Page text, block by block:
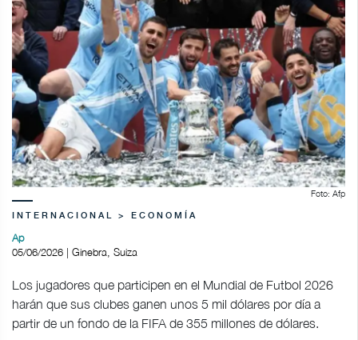
Foto: Afp
INTERNACIONAL > ECONOMÍA
Ap
05/06/2026 | Ginebra, Suiza
Los jugadores que participen en el Mundial de Futbol 2026
harán que sus clubes ganen unos 5 mil dólares por día a
partir de un fondo de la FIFA de 355 millones de dólares.